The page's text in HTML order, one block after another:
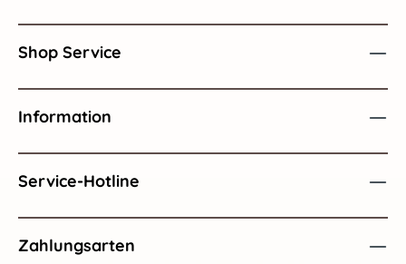
Shop Service
Information
Service-Hotline
Zahlungsarten